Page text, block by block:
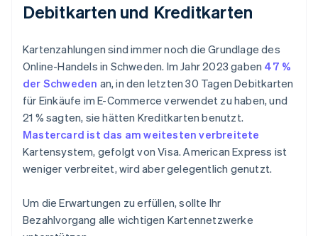
Debitkarten und Kreditkarten
Kartenzahlungen sind immer noch die Grundlage des
Online-Handels in Schweden. Im Jahr 2023 gaben 47 %
der Schweden an, in den letzten 30 Tagen Debitkarten
für Einkäufe im E-Commerce verwendet zu haben, und
21 % sagten, sie hätten Kreditkarten benutzt.
Mastercard ist das am weitesten verbreitete
Kartensystem, gefolgt von Visa. American Express ist
weniger verbreitet, wird aber gelegentlich genutzt.
Um die Erwartungen zu erfüllen, sollte Ihr
Bezahlvorgang alle wichtigen Kartennetzwerke